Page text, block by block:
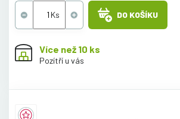
DO KOŠÍKU
Více než 10 ks
Pozítří u vás